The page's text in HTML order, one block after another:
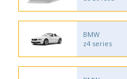
BMW
z4 series